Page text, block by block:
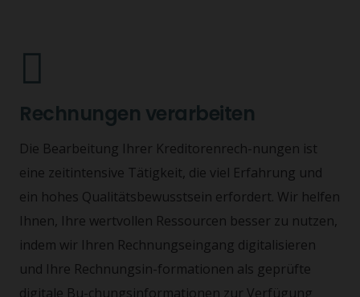
Rechnungen verarbeiten
Die Bearbeitung Ihrer Kreditorenrech-nungen ist
eine zeitintensive Tätigkeit, die viel Erfahrung und
ein hohes Qualitätsbewusstsein erfordert. Wir helfen
Ihnen, Ihre wertvollen Ressourcen besser zu nutzen,
indem wir Ihren Rechnungseingang digitalisieren
und Ihre Rechnungsin-formationen als geprüfte
digitale Bu-chungsinformationen zur Verfügung